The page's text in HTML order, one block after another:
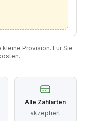
Provision. Für Sie
Alle Zahlarten
akzeptiert